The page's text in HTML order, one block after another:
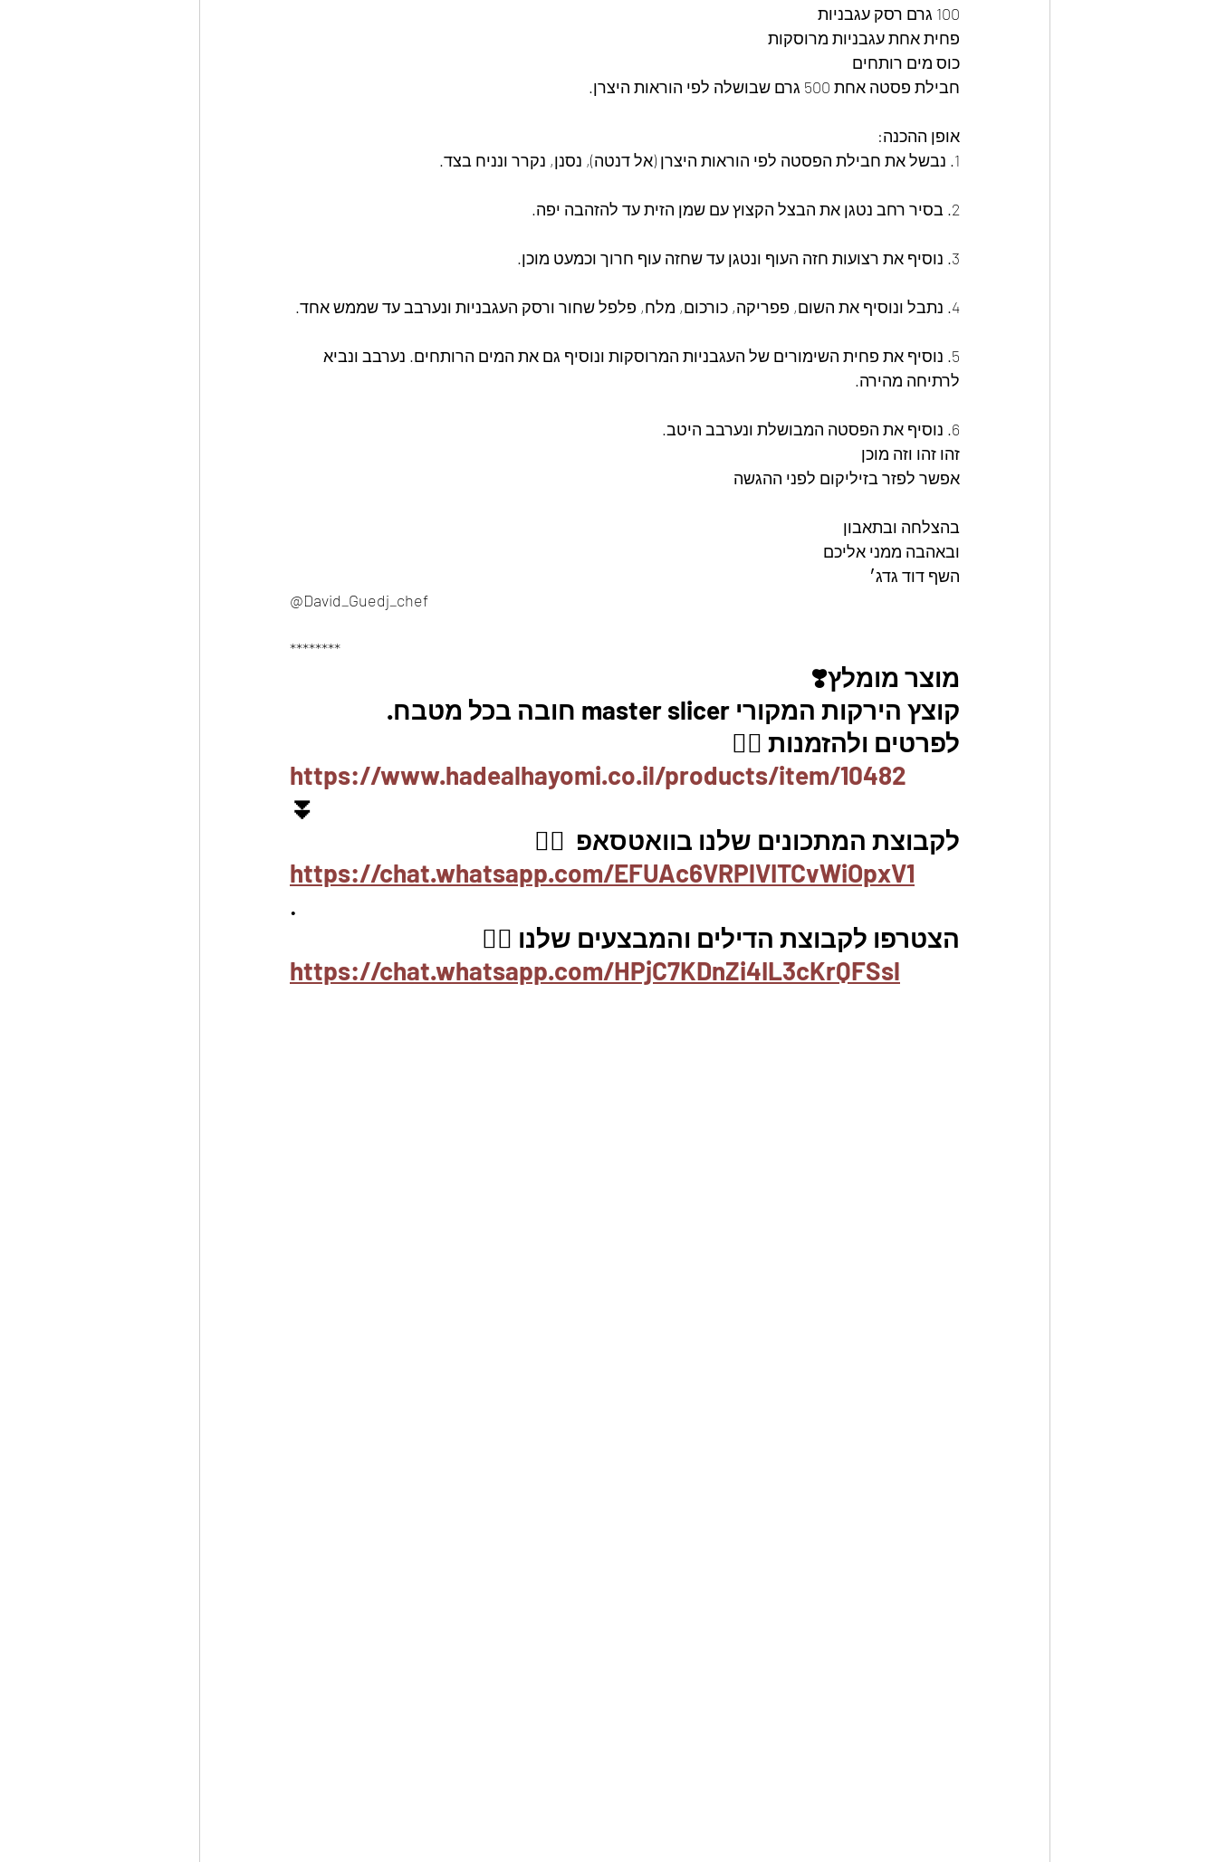
100 גרם רסק עגבניות
פחית אחת עגבניות מרוסקות
כוס מים רותחים
חבילת פסטה אחת 500 גרם שבושלה לפי הוראות היצרן.
אופן ההכנה:
1. נבשל את חבילת הפסטה לפי הוראות היצרן (אל דנטה), נסנן, נקרר ונניח בצד.
2. ⁠בסיר רחב נטגן את הבצל הקצוץ עם שמן הזית עד להזהבה יפה.
3. ⁠נוסיף את רצועות חזה העוף ונטגן עד שחזה עוף חרוך וכמעט מוכן.
4. ⁠נתבל ונוסיף את השום, פפריקה, כורכום, מלח, פלפל שחור ורסק העגבניות ונערבב עד שממש אחד.
5. ⁠נוסיף את פחית השימורים של העגבניות המרוסקות ונוסיף גם את המים הרותחים. נערבב ונביא
לרתיחה מהירה.
6. ⁠נוסיף את הפסטה המבושלת ונערבב היטב.
זהו זהו וזה מוכן
אפשר לפזר בזיליקום לפני ההגשה
בהצלחה ובתאבון
ובאהבה ממני אליכם
השף דוד גדג׳
@David_Guedj_chef
********
מוצר מומלץ❣️
קוצץ הירקות המקורי master slicer חובה בכל מטבח.
לפרטים ולהזמנות 👇🏼
https://www.hadealhayomi.co.il/products/item/10482
⏬
לקבוצת המתכונים שלנו בוואטסאפ  👇🏽
https://chat.whatsapp.com/EFUAc6VRPlVITCvWiOpxV1
.
הצטרפו לקבוצת הדילים והמבצעים שלנו 👇🏽
https://chat.whatsapp.com/HPjC7KDnZi4IL3cKrQFSsl